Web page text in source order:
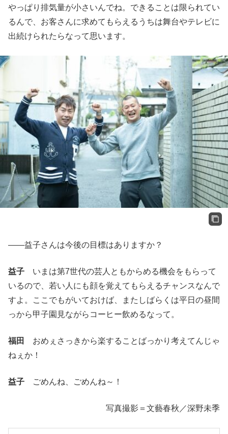
やっぱり排気量が小さいんでね。できることは限られてい
るんで、お客さんに求めてもらえるうちは舞台やテレビに
出続けられたらなって思います。
――益子さんは今後の目標はありますか？
益子 いまは第7世代の芸人ともからめる機会をもらって
いるので、若い人にも顔を覚えてもらえるチャンスなんで
すよ。ここでもがいておけば、またしばらくは平日の昼間
っから甲子園見ながらコーヒー飲めるなって。
福田
おめぇさっきから楽することばっかり考えてんじゃ
ねぇか！
益子 ごめんね、ごめんね～！
写真撮影＝文藝春秋／深野未季